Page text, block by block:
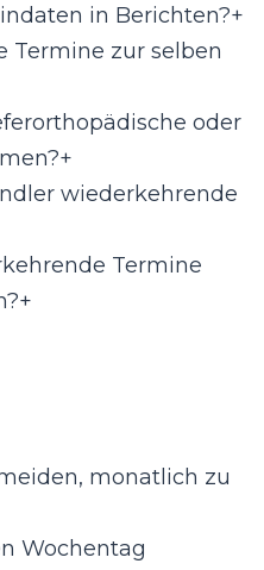
in Berichten?+
Termine zur selben
oder
+
wiederkehrende
Termine
+
monatlich zu
Wochentag